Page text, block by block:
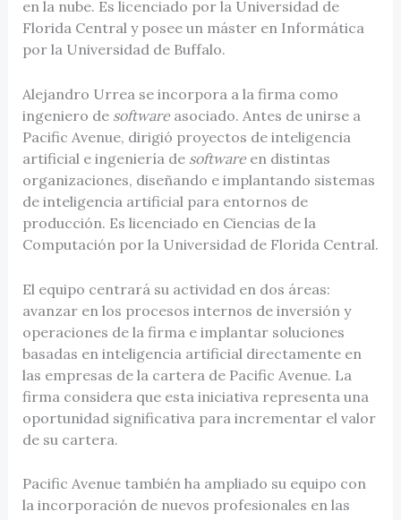
en la nube. Es licenciado por la Universidad de
Florida Central y posee un máster en Informática
por la Universidad de Buffalo.
Alejandro Urrea se incorpora a la firma como
ingeniero de softwareasociado. Antes de unirse a
Pacific Avenue, dirigió proyectos de inteligencia
artificial e ingeniería de softwareen distintas
organizaciones, diseñando e implantando sistemas
de inteligencia artificial para entornos de
producción. Es licenciado en Ciencias de la
Computación por la Universidad de Florida Central.
El equipo centrará su actividad en dos áreas:
avanzar en los procesos internos de inversión y
operaciones de la firma e implantar soluciones
basadas en inteligencia artificial directamente en
las empresas de la cartera de Pacific Avenue. La
firma considera que esta iniciativa representa una
oportunidad significativa para incrementar el valor
de su cartera.
Pacific Avenue también ha ampliado su equipo con
la incorporación de nuevos profesionales en las